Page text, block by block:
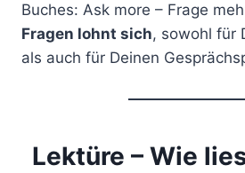
Buches: Ask more – Frage
Fragen lohnt sich, sowohl für
als auch für Deinen
Lektüre – Wie